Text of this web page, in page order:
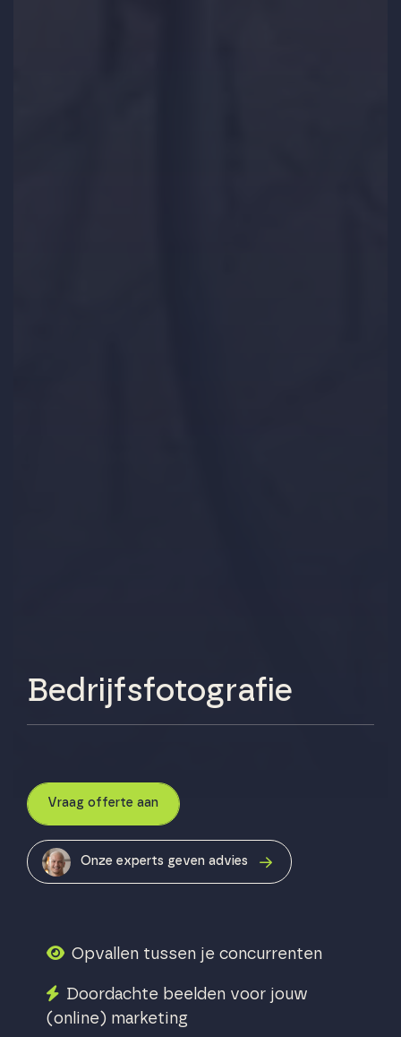
Bedrijfsfotografie
Vraag offerte aan
Onze experts geven advies
Opvallen tussen je concurrenten
Doordachte beelden voor jouw
(online) marketing